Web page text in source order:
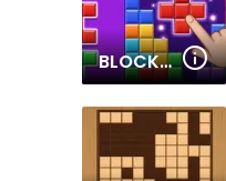
BLOCKBUSTER PUZZLE